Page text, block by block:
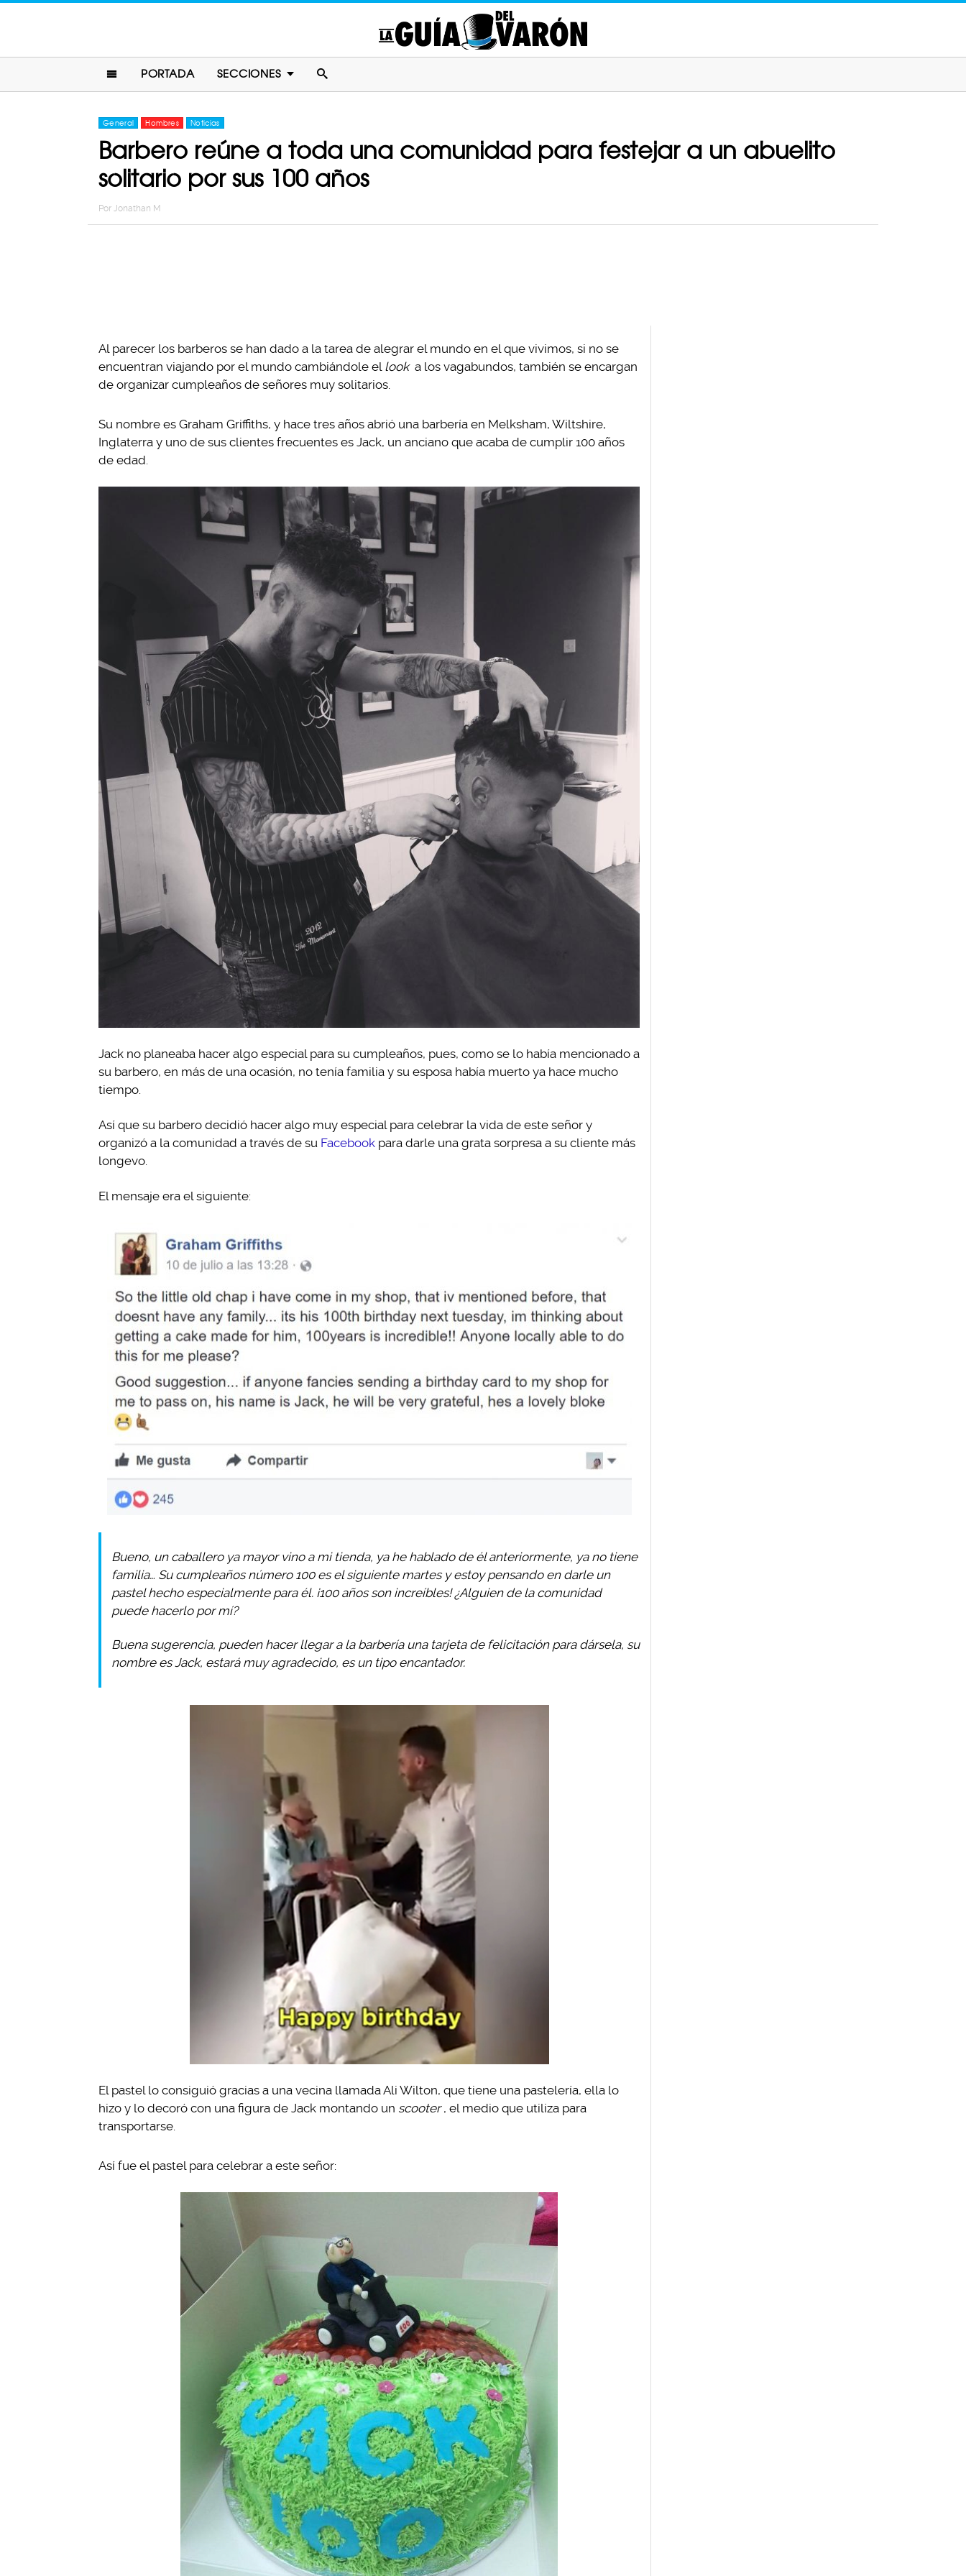
PORTADA SECCIONES
General Hombres Noticias
Barbero reúne a toda una comunidad para festejar a un abuelito
solitario por sus 100 años
Por Jonathan M
Al parecer los barberos se han dado a la tarea de alegrar el mundo en el que vivimos, si no se
encuentran viajando por el mundo cambiándole el look a los vagabundos, también se encargan
de organizar cumpleaños de señores muy solitarios.
Su nombre es Graham Griffiths, y hace tres años abrió una barbería en Melksham, Wiltshire,
Inglaterra y uno de sus clientes frecuentes es Jack, un anciano que acaba de cumplir 100 años
de edad.
Jack no planeaba hacer algo especial para su cumpleaños, pues, como se lo había mencionado a
su barbero, en más de una ocasión, no tenía familia y su esposa había muerto ya hace mucho
tiempo.
Así que su barbero decidió hacer algo muy especial para celebrar la vida de este señor y
organizó a la comunidad a través de su Facebook para darle una grata sorpresa a su cliente más
longevo.
El mensaje era el siguiente:
Bueno, un caballero ya mayor vino a mi tienda, ya he hablado de él anteriormente, ya no tiene
familia… Su cumpleaños número 100 es el siguiente martes y estoy pensando en darle un
pastel hecho especialmente para él. ¡100 años son increíbles! ¿Alguien de la comunidad
puede hacerlo por mí?
Buena sugerencia, pueden hacer llegar a la barbería una tarjeta de felicitación para dársela, su
nombre es Jack, estará muy agradecido, es un tipo encantador.
El pastel lo consiguió gracias a una vecina llamada Ali Wilton, que tiene una pastelería, ella lo
hizo y lo decoró con una figura de Jack montando un scooter , el medio que utiliza para
transportarse.
Así fue el pastel para celebrar a este señor: